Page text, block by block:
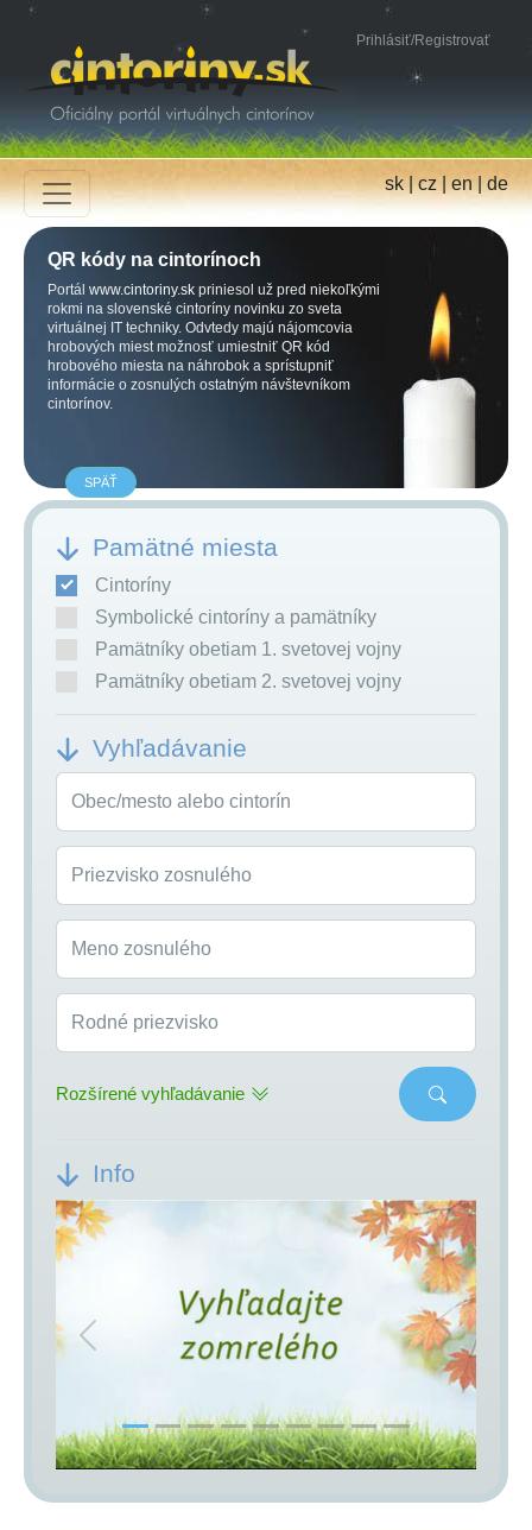
Prihlásiť/Registrovať
sk|cz|en|de
QR kódy na cintorínoch
Portál www.cintoriny.sk priniesol už pred niekoľkými
rokmi na slovenské cintoríny novinku zo sveta
virtuálnej IT techniky. Odvtedy majú nájomcovia
hrobových miest možnosť umiestniť QR kód
hrobového miesta na náhrobok a sprístupniť
informácie o zosnulých ostatným návštevníkom
cintorínov.
SPÄŤ
Pamätné miesta
Cintoríny
Symbolické cintoríny a pamätníky
Pamätníky obetiam 1. svetovej vojny
Pamätníky obetiam 2. svetovej vojny
Vyhľadávanie
Obec/mesto alebo cintorín
Priezvisko zosnulého
Meno zosnulého
Rodné priezvisko
Rozšírené vyhľadávanie
Info
Previous Next